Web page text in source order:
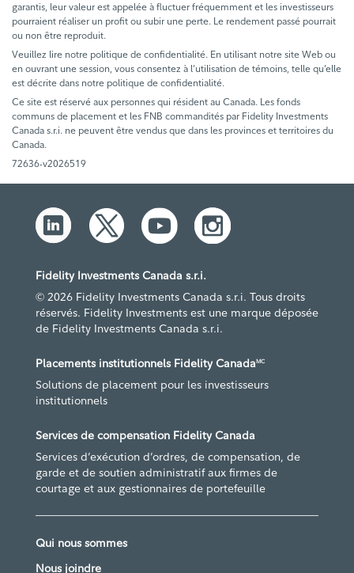
garantis, leur valeur est appelée à fluctuer fréquemment et les investisseurs
pourraient réaliser un profit ou subir une perte. Le rendement passé pourrait
ou non être reproduit.
Veuillez lire notre politique de confidentialité. En utilisant notre site Web ou
en ouvrant une session, vous consentez à l’utilisation de témoins, telle qu’elle
est décrite dans notre politique de confidentialité.
Ce site est réservé aux personnes qui résident au Canada. Les fonds
communs de placement et les FNB commandités par Fidelity Investments
Canada s.r.i. ne peuvent être vendus que dans les provinces et territoires du
Canada.
72636-v2026519
Fidelity Investments Canada s.r.i.
© 2026 Fidelity Investments Canada s.r.i. Tous droits
réservés. Fidelity Investments est une marque déposée
de Fidelity Investments Canada s.r.i.
Placements institutionnels Fidelity CanadaMC
Solutions de placement pour les investisseurs
institutionnels
Services de compensation Fidelity Canada
Services d’exécution d’ordres, de compensation, de
garde et de soutien administratif aux firmes de
courtage et aux gestionnaires de portefeuille
Qui nous sommes
Nous joindre